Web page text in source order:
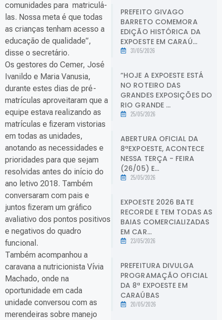
comunidades para matriculá-
las. Nossa meta é que todas
as crianças tenham acesso a
educação de qualidade”,
disse o secretário.
Os gestores do Cemer, José
Ivanildo e Maria Vanusia,
durante estes dias de pré-
matrículas aproveitaram que a
equipe estava realizando as
matrículas e fizeram vistorias
em todas as unidades,
anotando as necessidades e
prioridades para que sejam
resolvidas antes do início do
ano letivo 2018. Também
conversaram com pais e
juntos fizeram um gráfico
avaliativo dos pontos positivos
e negativos do quadro
funcional.
Também acompanhou a
caravana a nutricionista Vívia
Machado, onde na
oportunidade em cada
unidade conversou com as
merendeiras sobre manejo
PREFEITO GIVAGO
BARRETO COMEMORA
EDIÇÃO HISTÓRICA DA
EXPOESTE EM CARAÚ...
31/05/2026
“HOJE A EXPOESTE ESTÁ
NO ROTEIRO DAS
GRANDES EXPOSIÇÕES DO
RIO GRANDE ...
25/05/2026
ABERTURA OFICIAL DA
8ªEXPOESTE, ACONTECE
NESSA TERÇA - FEIRA
(26/05) E...
25/05/2026
EXPOESTE 2026 BATE
RECORDE E TEM TODAS AS
BAIAS COMERCIALIZADAS
EM CAR...
23/05/2026
PREFEITURA DIVULGA
PROGRAMAÇÃO OFICIAL
DA 8ª EXPOESTE EM
CARAÚBAS
20/05/2026